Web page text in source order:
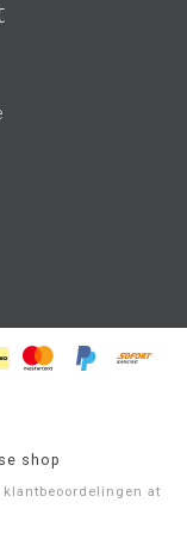
shop
klantbeoordelingen at